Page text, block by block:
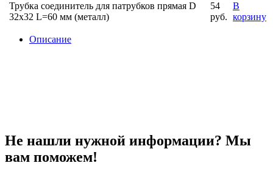
Трубка соединитель для патрубков прямая D
32х32 L=60 мм (металл)
54
руб.
В
корзину
Описание
Не нашли нужной информации? Мы
вам поможем!